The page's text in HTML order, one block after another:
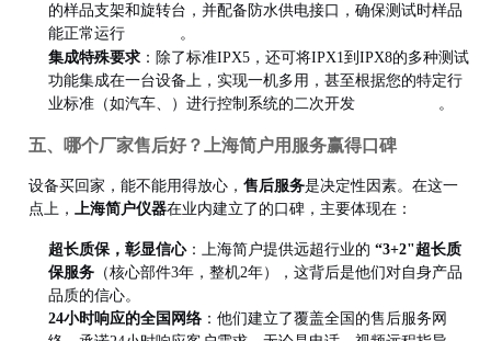
的样品支架和旋转台，并配备防水供电接口，确保测试时样品
能正常运行
。
集成特殊要求 ：除了标准IPX5，还可将IPX1到IPX8的多种测试
功能集成在一台设备上，实现一机多用，甚至根据您的特定行
业标准（如汽车、）进行控制系统的二次开发
。
五、哪个厂家售后好？上海简户用服务赢得口碑
设备买回家，能不能用得放心，售后服务是决定性因素。在这一
点上，上海简户仪器在业内建立了的口碑，主要体现在：
超长质保，彰显信心：上海简户提供远超行业的“3+2"超长质
保服务 （核心部件3年，整机2年），这背后是他们对自身产品
品质的信心。
24小时响应的全国网络 ：他们建立了覆盖全国的售后服务网